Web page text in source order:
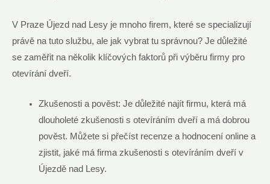
V Praze Újezd nad Lesy je mnoho firem, které se specializují
právě na tuto službu, ale jak vybrat tu správnou? Je důležité
se zaměřit na několik klíčových faktorů při výběru firmy pro
otevírání dveří.
Zkušenosti a pověst: Je důležité najít firmu, která má
dlouholeté zkušenosti s otevíráním dveří a má dobrou
pověst. Můžete si přečíst recenze a hodnocení online a
zjistit, jaké má firma zkušenosti s otevíráním dveří v
Újezdě nad Lesy.